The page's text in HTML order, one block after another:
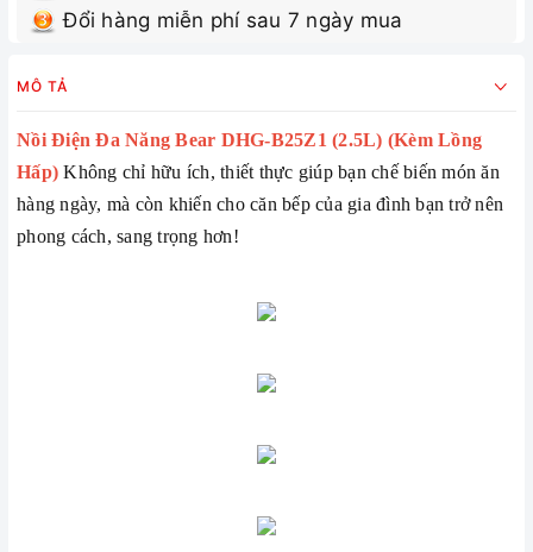
Đổi hàng miễn phí sau 7 ngày mua
MÔ TẢ
Nồi Điện Đa Năng Bear DHG-B25Z1 (2.5L) (Kèm Lồng
Hấp) Không chỉ hữu ích, thiết thực giúp bạn chế biến món ăn
hàng ngày, mà còn khiến cho căn bếp của gia đình bạn trở nên
phong cách, sang trọng hơn!